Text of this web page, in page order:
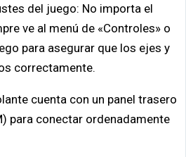
del juego: No importa el
ve al menú de «Controles» o
para asegurar que los ejes y
correctamente.
cuenta con un panel trasero
para conectar ordenadamente